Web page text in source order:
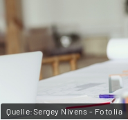
Quelle:Sergey Nivens - Fotolia